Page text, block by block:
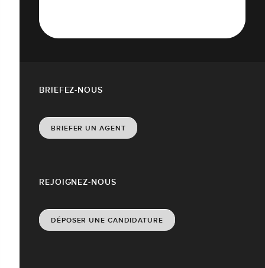
REJOIGNEZ-NOUS
DÉPOSER UNE CANDIDATURE
BRIEFEZ-NOUS
BRIEFER UN AGENT